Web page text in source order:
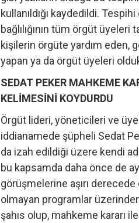
kullanıldığı kaydedildi.
bağlılığının tüm örgüt
kişilerin örgüte yardım eden,
yapan ya da örgüt üyeleri
SEDAT PEKER MAHKEME
KELİMESİNİ KOYDURDU
Örgüt lideri, yöneticileri ve
iddianamede şüpheli Sedat
da izah edildiği üzere kendi
bu kapsamda daha önce de
görüşmelerine aşırı
olmayan programlar
şahıs olup, mahkeme kararı